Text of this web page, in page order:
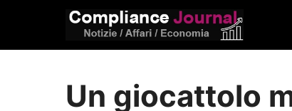
Un giocattolo